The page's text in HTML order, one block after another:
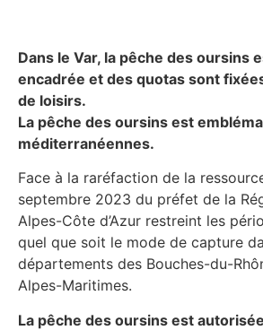
Dans le Var, la pêche des oursins
encadrée et des quotas sont
de loisirs.
La pêche des oursins est
méditerranéennes.
Face à la raréfaction de la
septembre 2023 du préfet de la
Alpes-Côte d’Azur restreint les
quel que soit le mode de capture
départements des Bouches-du-
Alpes-Maritimes.
La pêche des oursins est